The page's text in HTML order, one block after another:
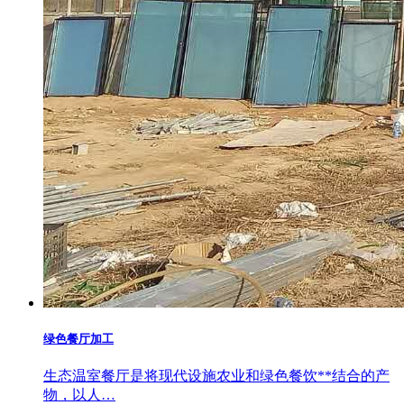
绿色餐厅加工
生态温室餐厅是将现代设施农业和绿色餐饮**结合的产
物，以人…